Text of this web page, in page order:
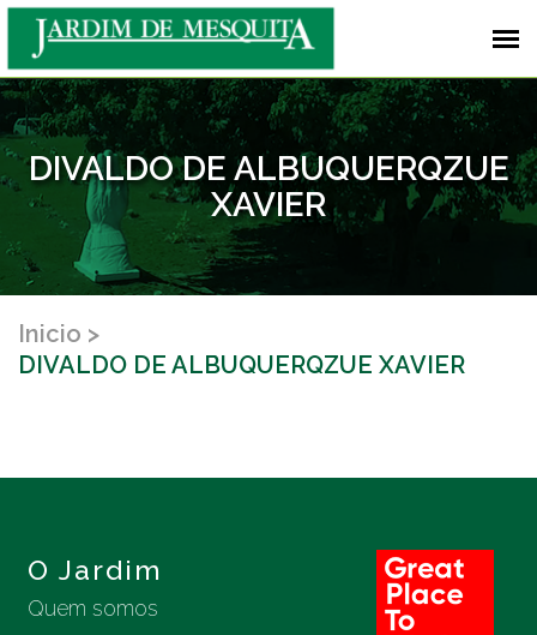
DIVALDO DE ALBUQUERQZUE
XAVIER
Inicio
DIVALDO DE ALBUQUERQZUE XAVIER
O Jardim
Quem somos